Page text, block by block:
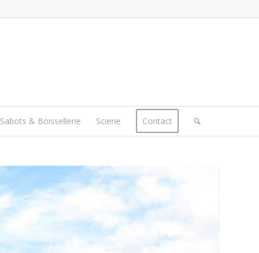
Sabots & Boissellerie Scierie Contact